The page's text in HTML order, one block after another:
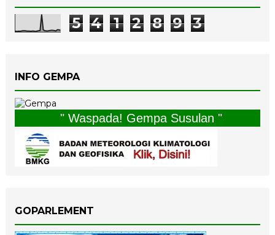
5 4 1 2 8 9 3
INFO GEMPA
" Waspada! Gempa Susulan "
GOPARLEMENT